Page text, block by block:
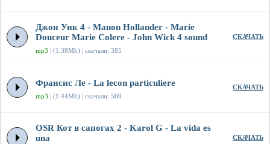
Джон Уик 4 - Manon Hollander - Marie
Douceur Marie Colere - John Wick 4 sound
mp3 | (1.38Mb) | скачали: 385
СКАЧАТЬ
Франсис Ле - La lecon particuliere
mp3 | (1.44Mb) | скачали: 569
СКАЧАТЬ
OSR Кот в сапогах 2 - Karol G - La vida es
una
СКАЧАТЬ